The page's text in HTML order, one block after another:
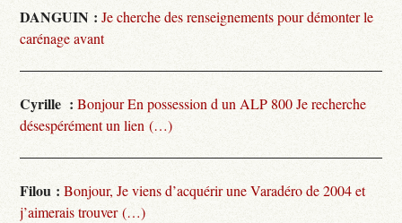
DANGUIN : Je cherche des renseignements pour démonter le
carénage avant
Cyrille : Bonjour En possession d un ALP 800 Je recherche
désespérément un lien (…)
Filou : Bonjour, Je viens d’acquérir une Varadéro de 2004 et
j’aimerais trouver (…)